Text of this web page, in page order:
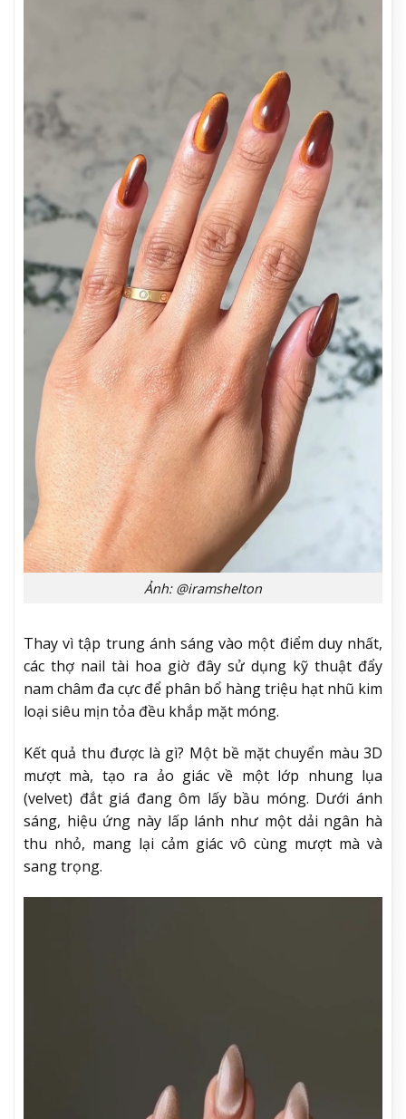
Ảnh: @iramshelton
Thay vì tập trung ánh sáng vào một điểm duy nhất,
các thợ nail tài hoa giờ đây sử dụng kỹ thuật đẩy
nam châm đa cực để phân bổ hàng triệu hạt nhũ kim
loại siêu mịn tỏa đều khắp mặt móng.
Kết quả thu được là gì? Một bề mặt chuyển màu 3D
mượt mà, tạo ra ảo giác về một lớp nhung lụa
(velvet) đắt giá đang ôm lấy bầu móng. Dưới ánh
sáng, hiệu ứng này lấp lánh như một dải ngân hà
thu nhỏ, mang lại cảm giác vô cùng mượt mà và
sang trọng.